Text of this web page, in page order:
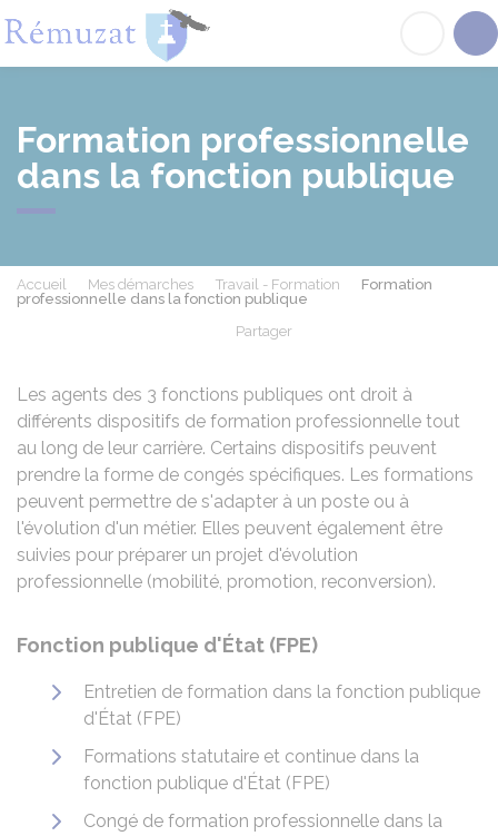
Formation professionnelle
dans la fonction publique
Accueil Mes démarches Travail - Formation
Formation
professionnelle dans la fonction publique
Partager
Les agents des 3 fonctions publiques ont droit à
différents dispositifs de formation professionnelle tout
au long de leur carrière. Certains dispositifs peuvent
prendre la forme de congés spécifiques. Les formations
peuvent permettre de s'adapter à un poste ou à
l'évolution d'un métier. Elles peuvent également être
suivies pour préparer un projet d'évolution
professionnelle (mobilité, promotion, reconversion).
Fonction publique d'État (FPE)
Entretien de formation dans la fonction publique
d'État (FPE)
Formations statutaire et continue dans la
fonction publique d'État (FPE)
Congé de formation professionnelle dans la